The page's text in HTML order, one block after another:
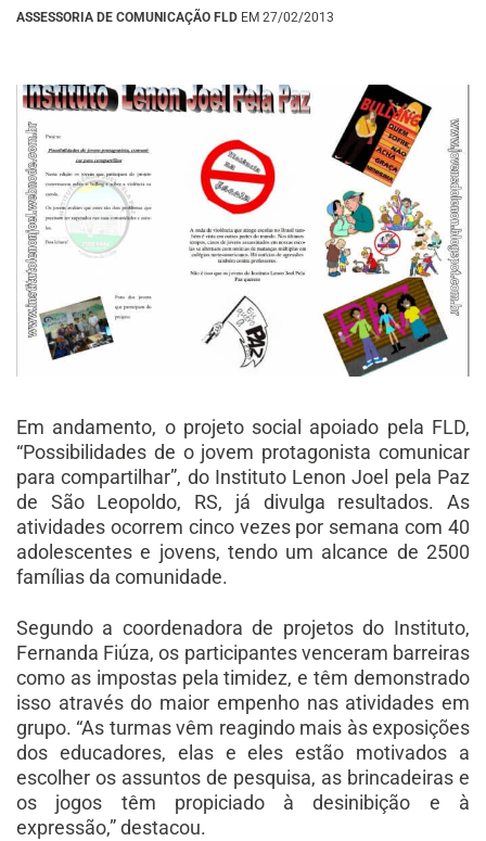
ASSESSORIA DE COMUNICAÇÃO FLD EM 27/02/2013
Em andamento, o projeto social apoiado pela FLD,
“Possibilidades de o jovem protagonista comunicar
para compartilhar”, do Instituto Lenon Joel pela Paz
de São Leopoldo, RS, já divulga resultados. As
atividades ocorrem cinco vezes por semana com 40
adolescentes e jovens, tendo um alcance de 2500
famílias da comunidade.
Segundo a coordenadora de projetos do Instituto,
Fernanda Fiúza, os participantes venceram barreiras
como as impostas pela timidez, e têm demonstrado
isso através do maior empenho nas atividades em
grupo. “As turmas vêm reagindo mais às exposições
dos educadores, elas e eles estão motivados a
escolher os assuntos de pesquisa, as brincadeiras e
os jogos têm propiciado à desinibição e à
expressão,” destacou.